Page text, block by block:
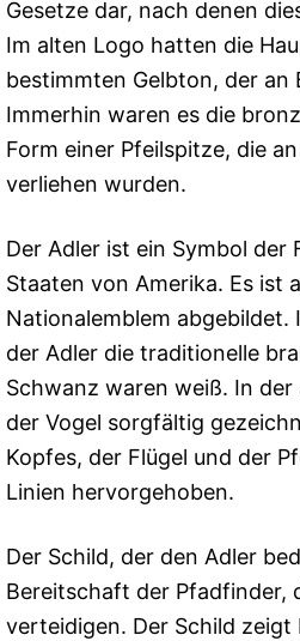
Gesetze dar, nach denen
Im alten Logo hatten die
bestimmten Gelbton, der an
Immerhin waren es die
Form einer Pfeilspitze, die
verliehen wurden.
Der Adler ist ein Symbol der
Staaten von Amerika. Es ist
Nationalemblem
der Adler die traditionelle
Schwanz waren weiß. In
der Vogel sorgfältig
Kopfes, der Flügel und der
Linien hervorgehoben.
Der Schild, der den Adler
Bereitschaft der Pfadfinder,
verteidigen. Der Schild zeigt